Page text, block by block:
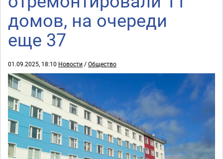
домов, на очереди
еще 37
01.09.2025, 18:10 Новости /Общество